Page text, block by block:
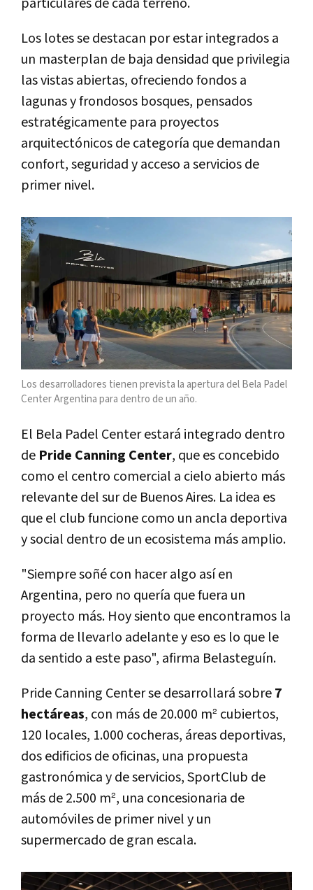
Los lotes se destacan por estar integrados a
un masterplan de baja densidad que privilegia
las vistas abiertas, ofreciendo fondos a
lagunas y frondosos bosques, pensados
estratégicamente para proyectos
arquitectónicos de categoría que demandan
confort, seguridad y acceso a servicios de
primer nivel.
Los desarrolladores tienen prevista la apertura del Bela Padel
Center Argentina para dentro de un año.
El Bela Padel Center estará integrado dentro
de Pride Canning Center, que es concebido
como el centro comercial a cielo abierto más
relevante del sur de Buenos Aires. La idea es
que el club funcione como un ancla deportiva
y social dentro de un ecosistema más amplio.
"Siempre soñé con hacer algo así en
Argentina, pero no quería que fuera un
proyecto más. Hoy siento que encontramos la
forma de llevarlo adelante y eso es lo que le
da sentido a este paso", afirma Belasteguín.
Pride Canning Center se desarrollará sobre7
hectáreas, con más de 20.000 m² cubiertos,
120 locales, 1.000 cocheras, áreas deportivas,
dos edificios de oficinas, una propuesta
gastronómica y de servicios, SportClub de
más de 2.500 m², una concesionaria de
automóviles de primer nivel y un
supermercado de gran escala.